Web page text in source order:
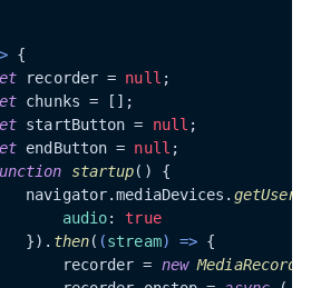
{
recorder = null ;
chunks = [];
startButton = null ;
endButton = null ;
startup( ) {
navigator.
mediaDevices .
audio: true
}).
then( (stream) => {
recorder =
new MediaRecorder